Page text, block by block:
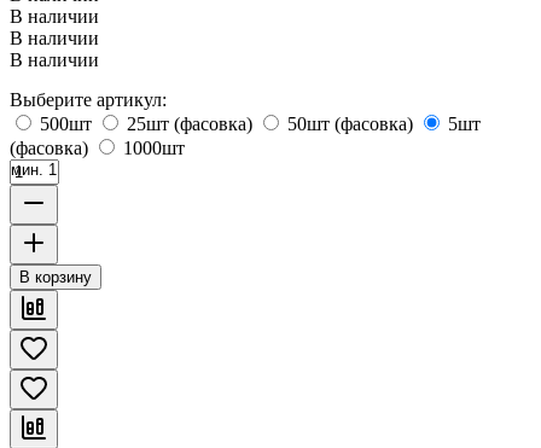
В наличии
В наличии
В наличии
Выберите артикул:
500шт
25шт (фасовка) 50шт (фасовка)
5шт
(фасовка)
1000шт
мин. 1
В корзину